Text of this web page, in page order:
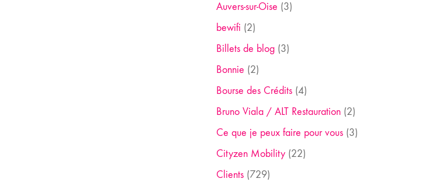
Auvers-sur-Oise (3)
bewifi (2)
Billets de blog(3)
Bonnie (2)
Bourse des Crédits(4)
Bruno Viala / ALT Restauration(2)
Ce que je peux faire pour vous(3)
Cityzen Mobility(22)
Clients(729)